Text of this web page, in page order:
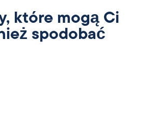
które mogą Ci
spodobać